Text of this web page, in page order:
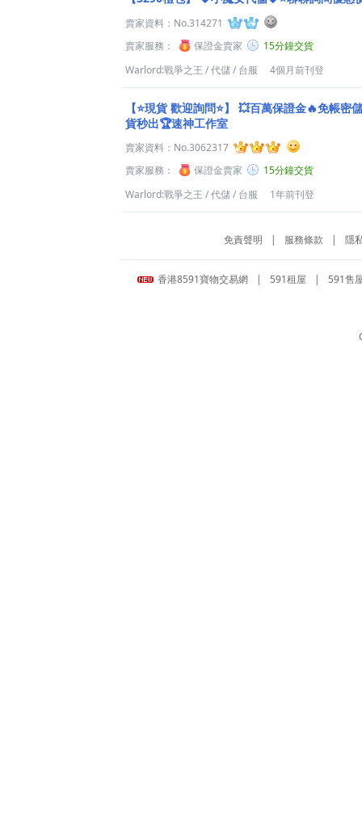
賣家資料： No.314271
賣家服務：
保證金賣家
15分鐘交貨
Warlord:戰爭之王 /代儲/ 台服 4個月前刊登
【⭐️現貨 歡迎詢問⭐️】
💥百萬保證金🔥免帳密
貨秒出🏆速神工作室
賣家資料： No.3062317
賣家服務：
保證金賣家
15分鐘交貨
Warlord:戰爭之王 /代儲/ 台服 1年前刊登
免責聲明 | 服務條款 | 隱
香港8591寶物交易網 | 591租屋 | 591售